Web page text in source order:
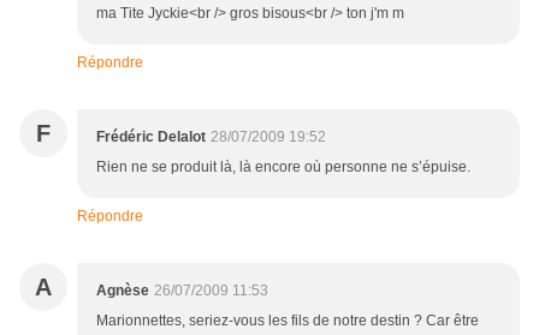
ma Tite Jyckie<br /> gros bisous<br /> ton j'm m
Répondre
F Frédéric Delalot 28/07/2009 19:52
Rien ne se produit là, là encore où personne ne s’épuise.
Répondre
A Agnèse 26/07/2009 11:53
Marionnettes, seriez-vous les fils de notre destin ? Car être